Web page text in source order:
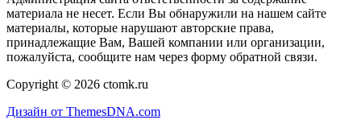
материала не несет. Если Вы обнаружили на нашем сайте
материалы, которые нарушают авторские права,
принадлежащие Вам, Вашей компании или организации,
пожалуйста, сообщите нам через форму обратной связи.
Copyright © 2026 ctomk.ru
Дизайн от ThemesDNA.com